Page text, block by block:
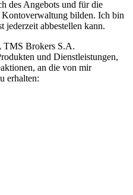
des Angebots und für die
bilden. Ich bin
jederzeit abbestellen kann.
Brokers S.A.
und Dienstleistungen,
an die von mir
erhalten: